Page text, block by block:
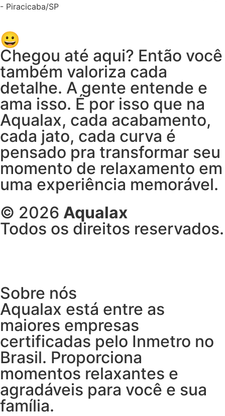
- Piracicaba/SP
😀
Chegou até aqui? Então você
também valoriza cada
detalhe. A gente entende e
ama isso. É por isso que na
Aqualax, cada acabamento,
cada jato, cada curva é
pensado pra transformar seu
momento de relaxamento em
uma experiência memorável.
© 2026 Aqualax
Todos os direitos reservados.
Sobre nós
Aqualax está entre as
maiores empresas
certificadas pelo Inmetro no
Brasil. Proporciona
momentos relaxantes e
agradáveis para você e sua
família.